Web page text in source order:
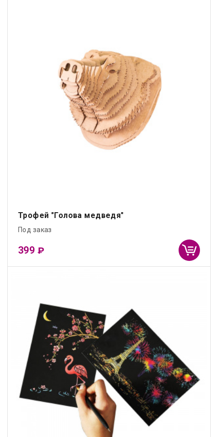
Трофей "Голова медведя"
Под заказ
399 ₽